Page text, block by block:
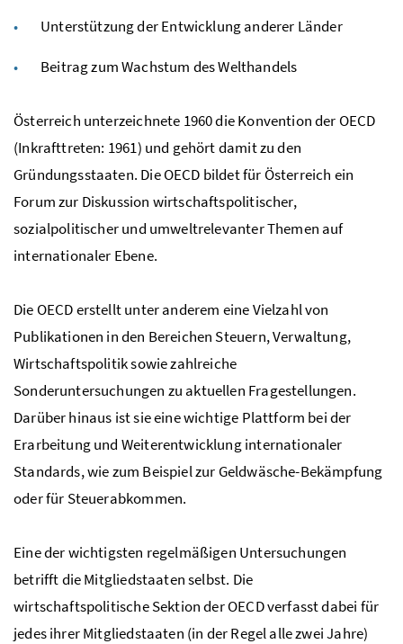
Unterstützung der Entwicklung anderer Länder
Beitrag zum Wachstum des Welthandels
Österreich unterzeichnete 1960 die Konvention der OECD
(Inkrafttreten: 1961) und gehört damit zu den
Gründungsstaaten. DieOECD bildet für Österreich ein
Forum zur Diskussion wirtschaftspolitischer,
sozialpolitischer und umweltrelevanter Themen auf
internationaler Ebene.
Die OECDerstellt unter anderem eine Vielzahl von
Publikationen in den Bereichen Steuern, Verwaltung,
Wirtschaftspolitik sowie zahlreiche
Sonderuntersuchungen zu aktuellen Fragestellungen.
Darüber hinaus ist sie eine wichtige Plattform bei der
Erarbeitung und Weiterentwicklung internationaler
Standards, wie zum Beispiel zur Geldwäsche-Bekämpfung
oder für Steuerabkommen.
Eine der wichtigsten regelmäßigen Untersuchungen
betrifft die Mitgliedstaaten selbst. Die
wirtschaftspolitische Sektion derOECDverfasst dabei für
jedes ihrer Mitgliedstaaten (in der Regel alle zwei Jahre)